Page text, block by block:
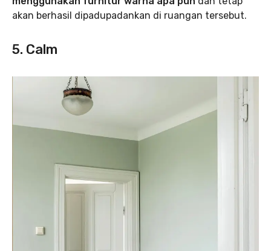
akan berhasil dipadupadankan di ruangan tersebut.
5. Calm